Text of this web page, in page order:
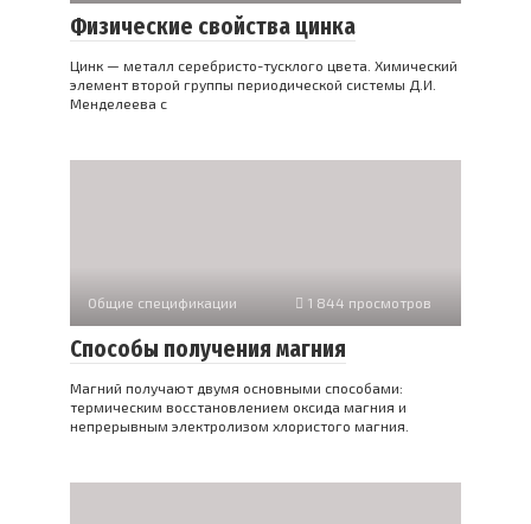
Физические свойства цинка
Цинк — металл серебристо-тусклого цвета. Химический
элемент второй группы периодической системы Д.И.
Менделеева с
Общие спецификации 1 844 просмотров
Способы получения магния
Магний получают двумя основными способами:
термическим восстановлением оксида магния и
непрерывным электролизом хлористого магния.